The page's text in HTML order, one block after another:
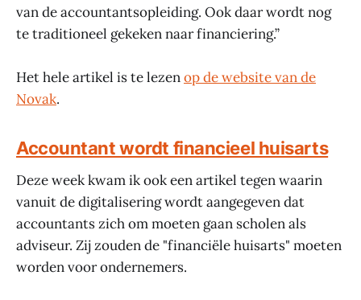
van de accountantsopleiding. Ook daar wordt nog
te traditioneel gekeken naar financiering.”
Het hele artikel is te lezenop de website van de
Novak.
Accountant wordt financieel huisarts
Deze week kwam ik ook een artikel tegen waarin
vanuit de digitalisering wordt aangegeven dat
accountants zich om moeten gaan scholen als
adviseur. Zij zouden de "financiële huisarts" moeten
worden voor ondernemers.